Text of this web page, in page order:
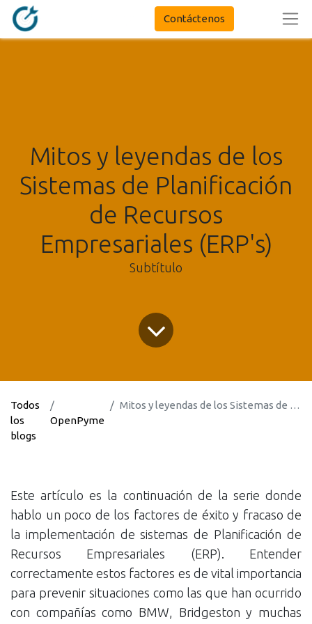
Contáctenos
Mitos y leyendas de los
Sistemas de Planificación
de Recursos
Empresariales (ERP's)
Subtítulo
Todos
los
blogs
OpenPyme
Mitos y leyendas de los Sistemas de Planificación de Recursos Empresariales (ERP's)
Este artículo es la continuación de la serie donde
hablo un poco de los factores de éxito y fracaso de
la implementación de sistemas de Planificación de
Recursos Empresariales (ERP). Entender
correctamente estos factores es de vital importancia
para prevenir situaciones como las que han ocurrido
con compañías como BMW, Bridgeston y muchas